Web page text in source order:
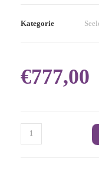
Kategorie
€777,00